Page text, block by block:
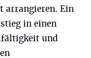
arrangieren. Ein
in einen
und